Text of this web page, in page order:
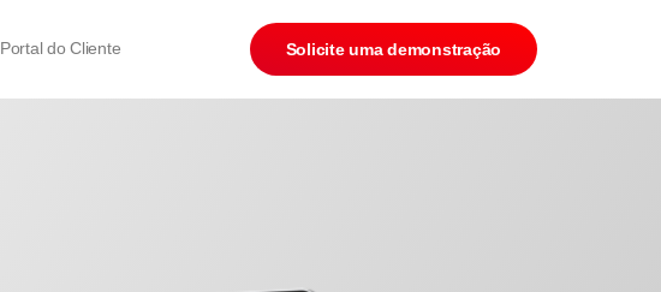
Portal do Cliente Solicite uma demonstração